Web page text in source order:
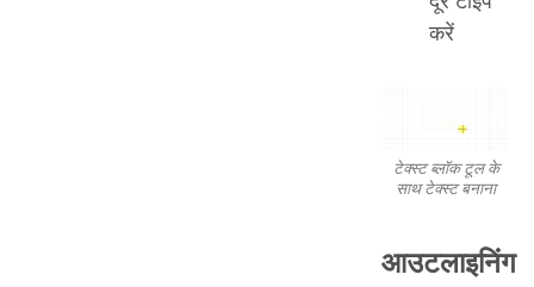
करें
टेक्स्ट ब्लॉक टूल के
साथ टेक्स्ट बनाना
आउटलाइनिंग